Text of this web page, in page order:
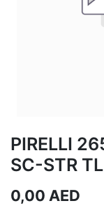
PIRELLI
SC-STR
0,00 AED